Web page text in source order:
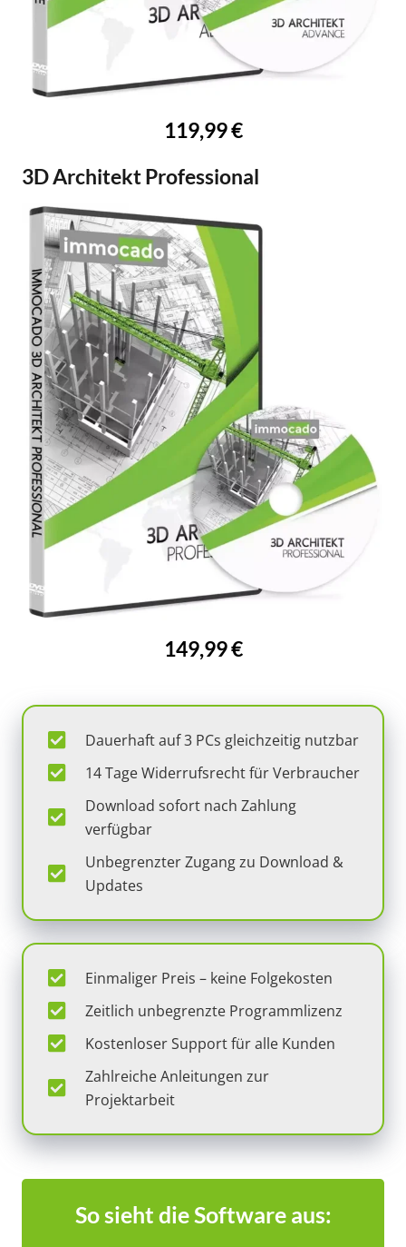
119,99 €
3D Architekt Professional
149,99 €
Dauerhaft auf 3 PCs gleichzeitig nutzbar
14 Tage Widerrufsrecht für Verbraucher
Download sofort nach Zahlung
verfügbar
Unbegrenzter Zugang zu Download &
Updates
Einmaliger Preis – keine Folgekosten
Zeitlich unbegrenzte Programmlizenz
Kostenloser Support für alle Kunden
Zahlreiche Anleitungen zur
Projektarbeit
So sieht die Software aus: